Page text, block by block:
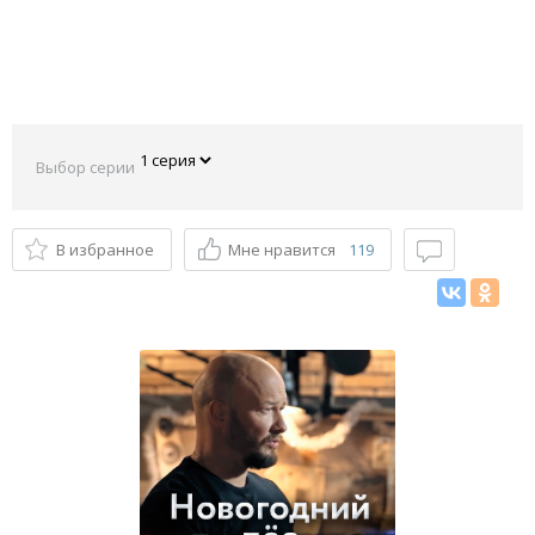
Выбор серии
В избранное Мне нравится 119